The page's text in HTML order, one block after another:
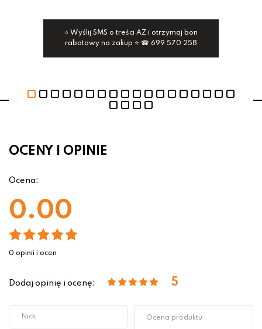
⭐ Wyślij SMS o treści AZ i otrzymaj bon
rabatowy na zakup ⭐ ☎ 699 570 258
OCENY I OPINIE
Ocena:
0.00
0 opinii i ocen
Dodaj opinię i ocenę: 5